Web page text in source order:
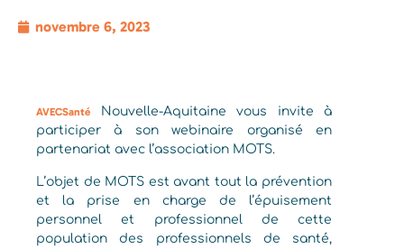
novembre 6, 2023
AVECSanté Nouvelle-Aquitaine vous invite à
participer à son webinaire organisé en
partenariat avec l’association MOTS.
L’objet de MOTS est avant tout la prévention
et la prise en charge de l’épuisement
personnel et professionnel de cette
population des professionnels de santé,